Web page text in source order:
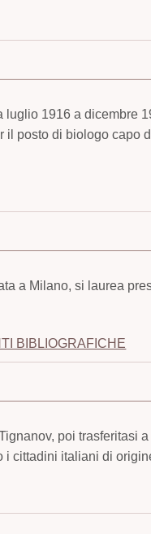
luglio 1916 a dicembre
il posto di biologo capo
a Milano, si laurea
BIBLIOGRAFICHE
poi trasferitasi
i cittadini italiani di